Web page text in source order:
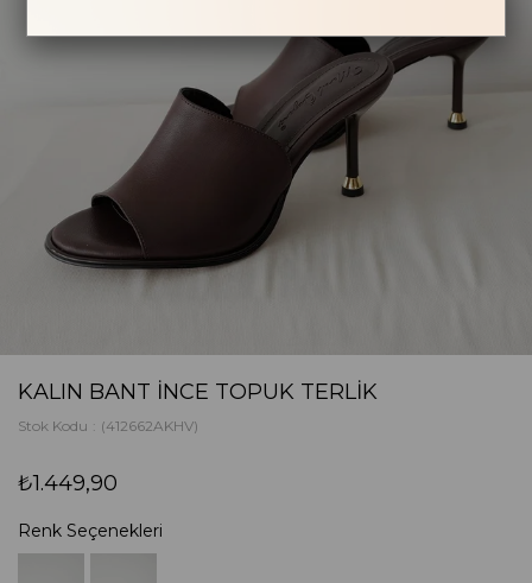
KALIN BANT İNCE TOPUK TERLIK
Stok Kodu (412662AKHV)
₺1.449,90
Renk Seçenekleri